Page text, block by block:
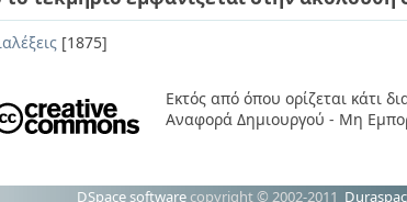
[1875]
Εκτός από όπου ορίζεται κάτι
Αναφορά Δημιουργού - Μη
DSpace software copyright © 2002-2011